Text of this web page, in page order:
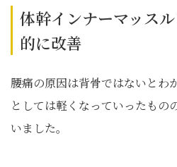
体幹インナーマッス
的に改善
腰痛の原因は背骨ではないとわ
としては軽くなっていったもの
いました。